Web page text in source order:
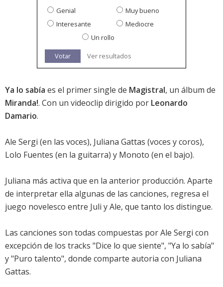
Genial
Muy bueno
Interesante
Mediocre
Un rollo
Votar Ver resultados
Ya lo sabía es el primer single de Magistral, un álbum de
Miranda!. Con un videoclip dirigido por Leonardo
Damario.
Ale Sergi (en las voces), Juliana Gattas (voces y coros),
Lolo Fuentes (en la guitarra) y Monoto (en el bajo).
Juliana más activa que en la anterior producción. Aparte
de interpretar ella algunas de las canciones, regresa el
juego novelesco entre Juli y Ale, que tanto los distingue.
Las canciones son todas compuestas por Ale Sergi con
excepción de los tracks "Dice lo que siente", "Ya lo sabía"
y "Puro talento", donde comparte autoria con Juliana
Gattas.